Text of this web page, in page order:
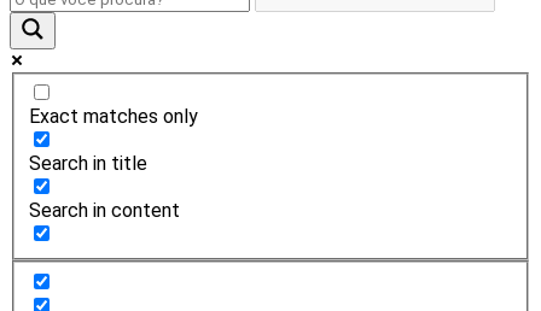
Exact matches only
Search in title
Search in content